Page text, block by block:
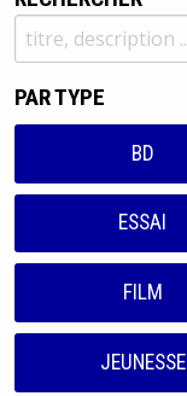
PAR TYPE
BD
ESSAI
FILM
JEUNESSE